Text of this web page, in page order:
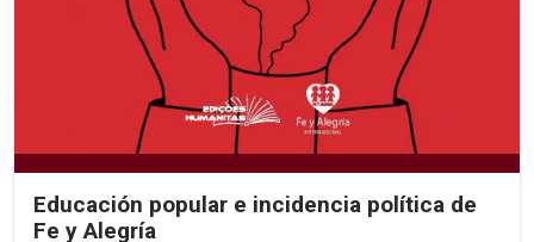
Educación popular e incidencia política de
Fe y Alegría